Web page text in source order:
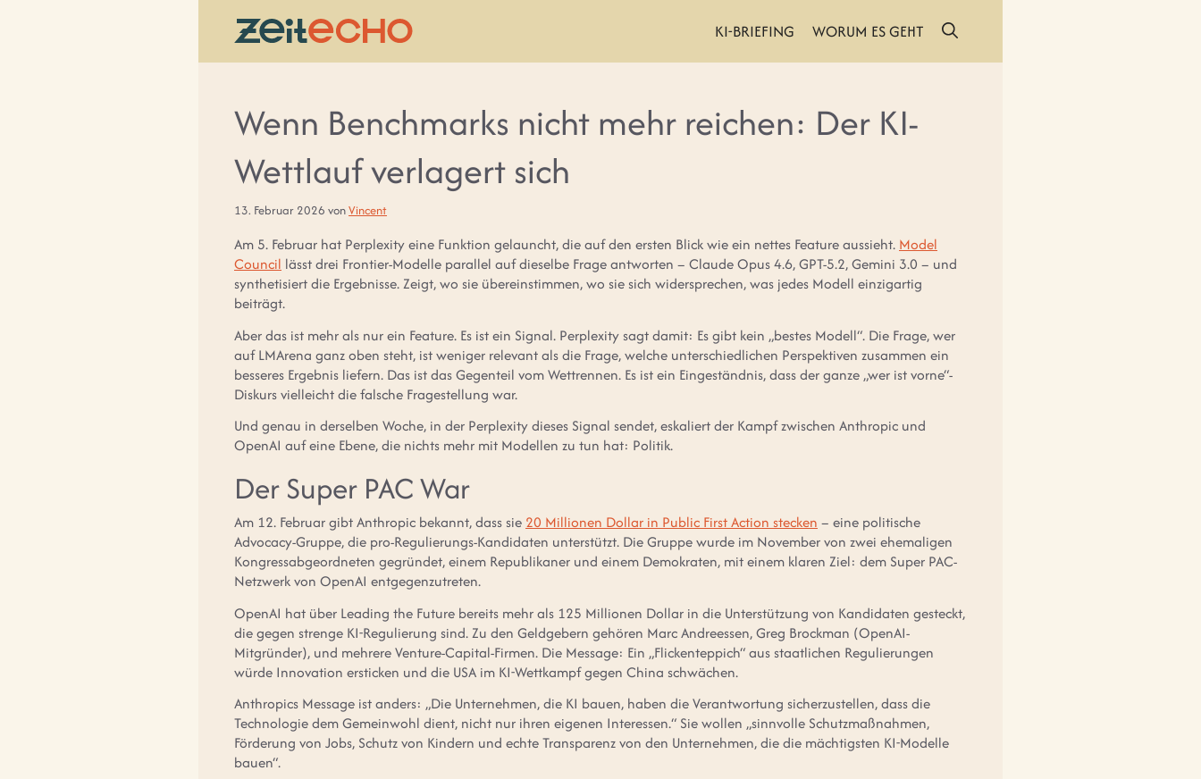
KI-BRIEFING WORUM ES GEHT
Wenn Benchmarks nicht mehr reichen: Der KI-
Wettlauf verlagert sich
13. Februar 2026 vonVincent
Am 5. Februar hat Perplexity eine Funktion gelauncht, die auf den ersten Blick wie ein nettes Feature aussieht. Model
Council lässt drei Frontier-Modelle parallel auf dieselbe Frage antworten – Claude Opus 4.6, GPT-5.2, Gemini 3.0 – und
synthetisiert die Ergebnisse. Zeigt, wo sie übereinstimmen, wo sie sich widersprechen, was jedes Modell einzigartig
beiträgt.
Aber das ist mehr als nur ein Feature. Es ist ein Signal. Perplexity sagt damit: Es gibt kein „bestes Modell“. Die Frage, wer
auf LMArena ganz oben steht, ist weniger relevant als die Frage, welche unterschiedlichen Perspektiven zusammen ein
besseres Ergebnis liefern. Das ist das Gegenteil vom Wettrennen. Es ist ein Eingeständnis, dass der ganze „wer ist vorne“-
Diskurs vielleicht die falsche Fragestellung war.
Und genau in derselben Woche, in der Perplexity dieses Signal sendet, eskaliert der Kampf zwischen Anthropic und
OpenAI auf eine Ebene, die nichts mehr mit Modellen zu tun hat: Politik.
Der Super PAC War
Am 12. Februar gibt Anthropic bekannt, dass sie 20 Millionen Dollar in Public First Action stecken – eine politische
Advocacy-Gruppe, die pro-Regulierungs-Kandidaten unterstützt. Die Gruppe wurde im November von zwei ehemaligen
Kongressabgeordneten gegründet, einem Republikaner und einem Demokraten, mit einem klaren Ziel: dem Super PAC-
Netzwerk von OpenAI entgegenzutreten.
OpenAI hat über Leading the Future bereits mehr als 125 Millionen Dollar in die Unterstützung von Kandidaten gesteckt,
die gegen strenge KI-Regulierung sind. Zu den Geldgebern gehören Marc Andreessen, Greg Brockman (OpenAI-
Mitgründer), und mehrere Venture-Capital-Firmen. Die Message: Ein „Flickenteppich“ aus staatlichen Regulierungen
würde Innovation ersticken und die USA im KI-Wettkampf gegen China schwächen.
Anthropics Message ist anders: „Die Unternehmen, die KI bauen, haben die Verantwortung sicherzustellen, dass die
Technologie dem Gemeinwohl dient, nicht nur ihren eigenen Interessen.“ Sie wollen „sinnvolle Schutzmaßnahmen,
Förderung von Jobs, Schutz von Kindern und echte Transparenz von den Unternehmen, die die mächtigsten KI-Modelle
bauen“.